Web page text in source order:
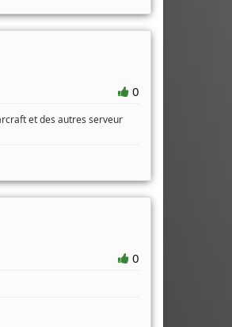
0
et des autres serveur
0